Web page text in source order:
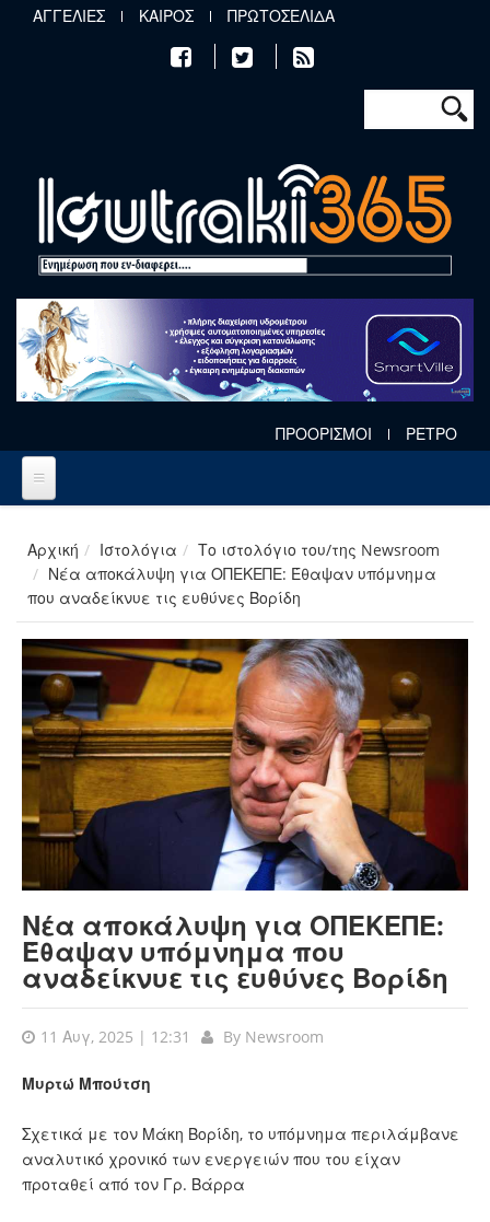
Παράκαμψη προς το κυρίως περιεχόμενο
ΑΓΓΕΛΙΕΣ ΚΑΙΡΟΣ ΠΡΩΤΟΣΕΛΙΔΑ
Φόρμα
Αναζήτηση
ΠΡΟΟΡΙΣΜΟΙ ΡΕΤΡΟ
Αρχική Ιστολόγια
Το ιστολόγιο του/της Newsroom
Νέα αποκάλυψη για ΟΠΕΚΕΠΕ: Έθαψαν υπόμνημα
που αναδείκνυε τις ευθύνες Βορίδη
Νέα αποκάλυψη για ΟΠΕΚΕΠΕ:
Έθαψαν υπόμνημα που
αναδείκνυε τις ευθύνες Βορίδη
11 Αυγ, 2025 | 12:31 By Newsroom
Μυρτώ Μπούτση
Σχετικά με τον Μάκη Βορίδη, το υπόμνημα περιλάμβανε
αναλυτικό χρονικό των ενεργειών που του είχαν
προταθεί από τον Γρ. Βάρρα